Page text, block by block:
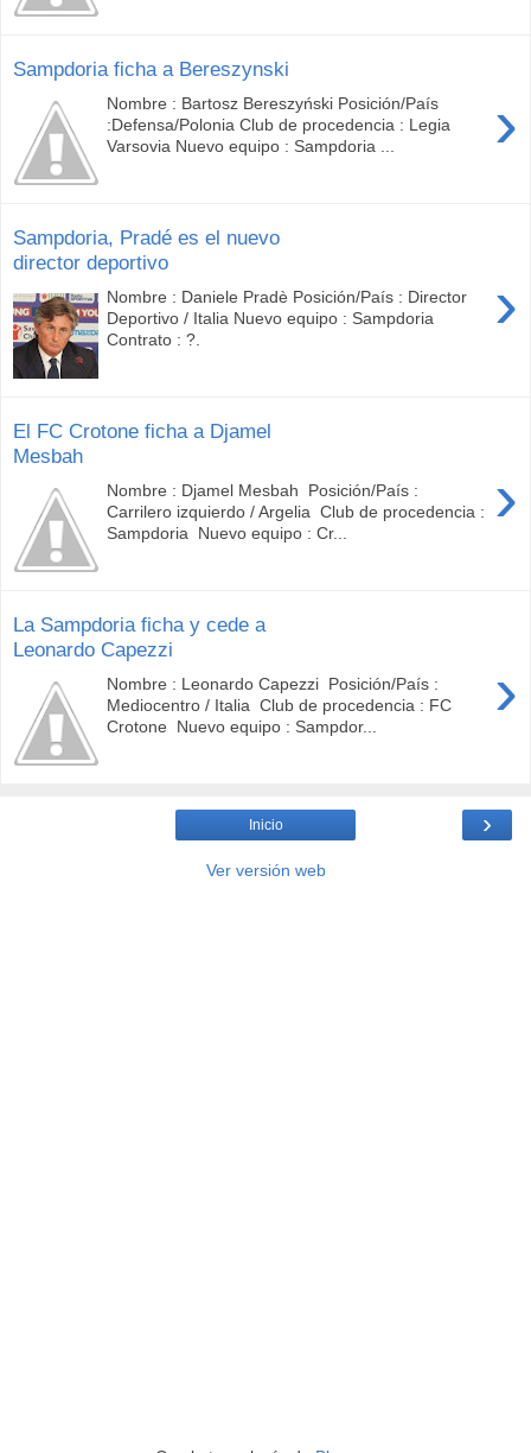
Sampdoria ficha a Bereszynski
›
Nombre : Bartosz Bereszyński Posición/País
:Defensa/Polonia Club de procedencia : Legia
Varsovia Nuevo equipo : Sampdoria ...
Sampdoria, Pradé es el nuevo
director deportivo
›
Nombre : Daniele Pradè Posición/País : Director
Deportivo / Italia Nuevo equipo : Sampdoria
Contrato : ?.
El FC Crotone ficha a Djamel
Mesbah
›
Nombre : Djamel Mesbah Posición/País :
Carrilero izquierdo / Argelia Club de procedencia :
Sampdoria Nuevo equipo : Cr...
La Sampdoria ficha y cede a
Leonardo Capezzi
›
Nombre : Leonardo Capezzi Posición/País :
Mediocentro / Italia Club de procedencia : FC
Crotone Nuevo equipo : Sampdor...
›
Inicio
Ver versión web